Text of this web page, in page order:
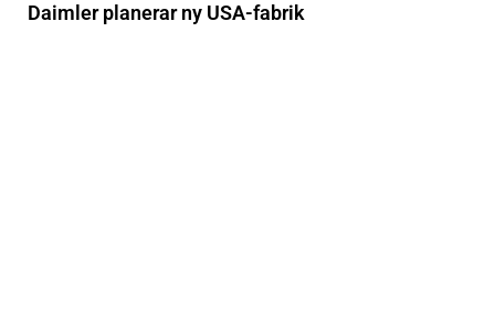
Daimler planerar ny USA-fabrik